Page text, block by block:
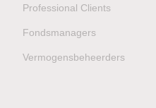
Professional Clients
Fondsmanagers
Vermogensbeheerders